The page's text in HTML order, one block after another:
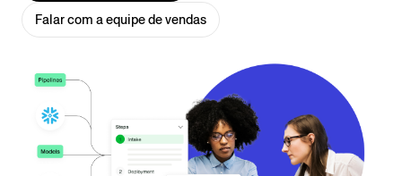
Falar com a equipe de vendas